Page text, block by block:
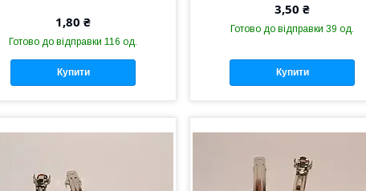
1,80 ₴
Готово до відправки 116 од.
Купити
3,50 ₴
Готово до відправки 39 од.
Купити